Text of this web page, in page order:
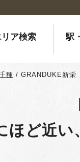
リア検索 駅
種 / GRANDUKE新
ほど近い